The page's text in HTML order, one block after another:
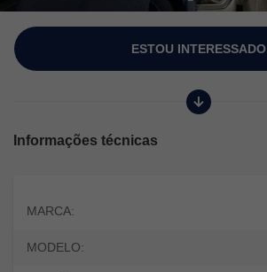
ESTOU INTERESSADO
Informações técnicas
MARCA:
MODELO: